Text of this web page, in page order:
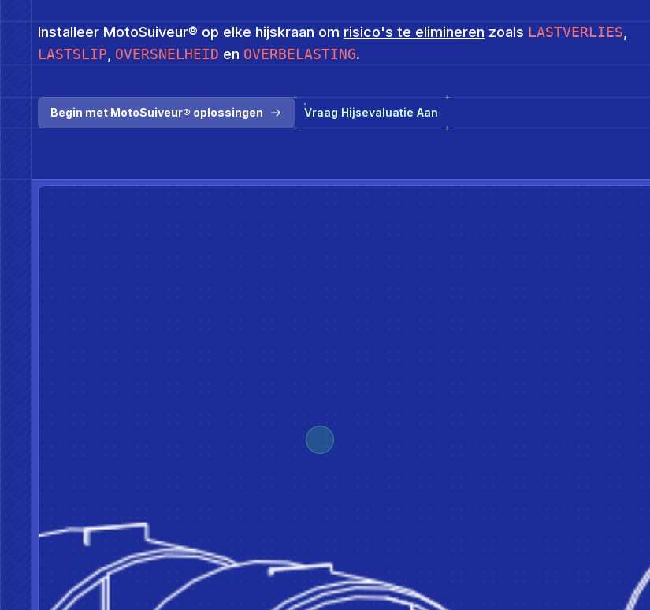
Installeer MotoSuiveur® op elke hijskraan om risico's te elimineren zoals LASTVERLIES
LASTSLIP OVERSNELHEID en OVERBELASTING.
Begin met MotoSuiveur® oplossingen Vraag Hijsevaluatie Aan